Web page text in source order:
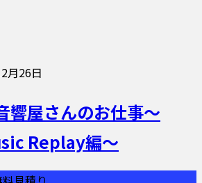
月26日
響屋さんのお仕事〜
Replay編〜